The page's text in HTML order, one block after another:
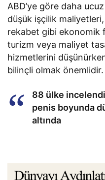
ABD’ye göre daha
düşük işçilik
rekabet gibi ekonomik
turizm veya maliyet
hizmetlerini
bilinçli olmak önemlidir.
88 ülke
penis boyunda
altında